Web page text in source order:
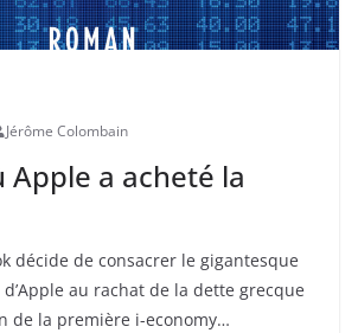
Jérôme Colombain
Apple a acheté la
décide de consacrer le gigantesque
au rachat de la dette grecque
de la première i-economy…